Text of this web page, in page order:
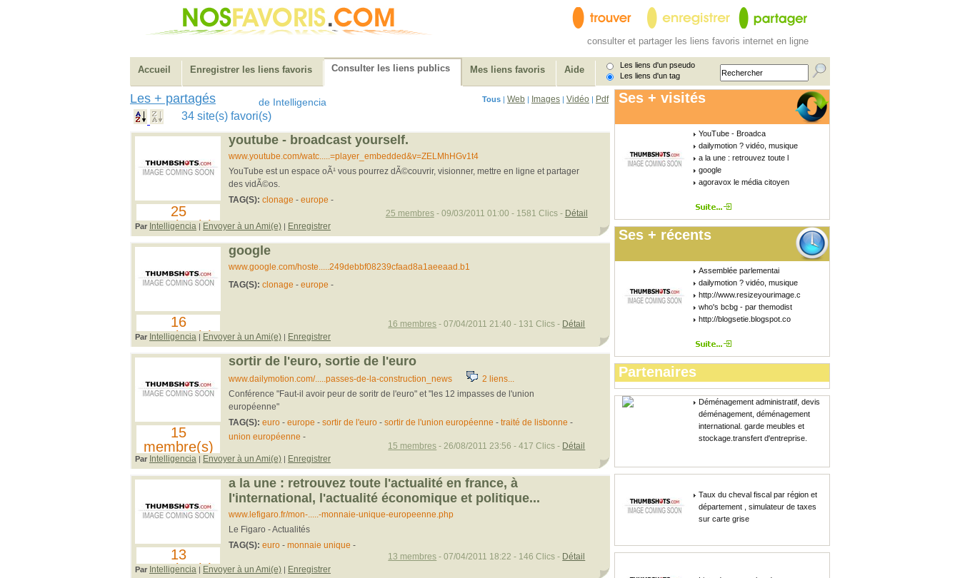
consulter et partager les liens favoris internet en ligne
Accueil Enregistrer les liens favoris Consulter les liens publics Mes liens favoris Aide
Les liens d'un pseudo
Les liens d'un tag
Les + partagés de Intelligencia Tous | Web | Images | Vidéo | Pdf
34 site(s) favori(s)
25
membre(s)
youtube - broadcast yourself.
www.youtube.com/watc.....=player_embedded&v=ZELMhHGv1t4
YouTube est un espace oÃ¹ vous pourrez dÃ©couvrir, visionner, mettre en ligne et partager
des vidÃ©os.
TAG(S): clonage - europe -
Par Intelligencia | Envoyer à un Ami(e) | Enregistrer
25 membres- 09/03/2011 01:00 - 1581 Clics - Détail
16
membre(s)
google
www.google.com/hoste.....249debbf08239cfaad8a1aeeaad.b1
TAG(S): clonage - europe -
Par Intelligencia | Envoyer à un Ami(e) | Enregistrer
16 membres - 07/04/2011 21:40 - 131 Clics - Détail
15
membre(s)
sortir de l'euro, sortie de l'euro
www.dailymotion.com/.....passes-de-la-construction_news 2 liens...
Conférence "Faut-il avoir peur de soritr de l'euro" et "les 12 impasses de l'union
européenne"
TAG(S): euro- europe - sortir de l'euro- sortir de l'union européenne - traité de lisbonne -
union européenne -
Par Intelligencia | Envoyer à un Ami(e) | Enregistrer
15 membres - 26/08/2011 23:56 - 417 Clics - Détail
13
membre(s)
a la une : retrouvez toute l'actualité en france, à
l'international, l'actualité économique et politique...
www.lefigaro.fr/mon-.....-monnaie-unique-europeenne.php
Le Figaro - Actualités
TAG(S): euro- monnaie unique -
Par Intelligencia | Envoyer à un Ami(e) | Enregistrer
13 membres - 07/04/2011 18:22 - 146 Clics - Détail
Ses + visités
YouTube - Broadca
dailymotion ? vidéo, musique
a la une : retrouvez toute l
google
agoravox le média citoyen
Ses + récents
Assemblée parlementai
dailymotion ? vidéo, musique
http://www.resizeyourimage.c
who's bcbg - par themodist
http://blogsetie.blogspot.co
Partenaires
Déménagement administratif, devis
déménagement, déménagement
international. garde meubles et
stockage.transfert d'entreprise.
Taux du cheval fiscal par région et
département , simulateur de taxes
sur carte grise